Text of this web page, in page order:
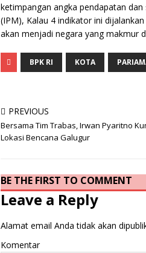
ketimpangan angka pendapatan
(IPM), Kalau 4 indikator ini
akan menjadi negara yang makmur
BPK RI KOTA
PREVIOUS
Bersama Tim Trabas, Irwan Pyaritno
Lokasi Bencana Galugur
BE THE FIRST TO COMMENT
Leave a Reply
Alamat email Anda tidak akan
Komentar